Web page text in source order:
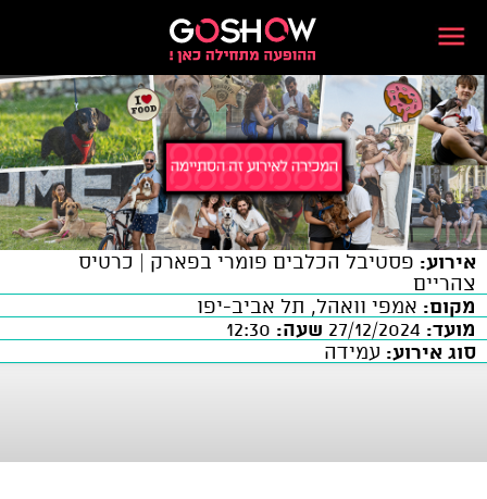
אירוע: פסטיבל הכלבים פומרי בפארק | כרטיס
צהריים
מקום: אמפי וואהל, תל אביב-יפו
מועד:
שעה:
סוג אירוע: עמידה